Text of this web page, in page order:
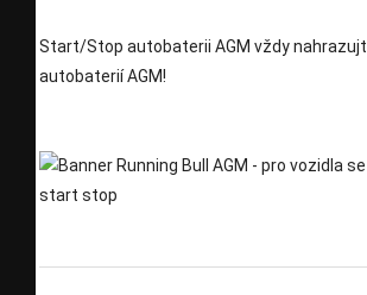
Start/Stop autobaterii AGM vždy
autobaterií AGM!